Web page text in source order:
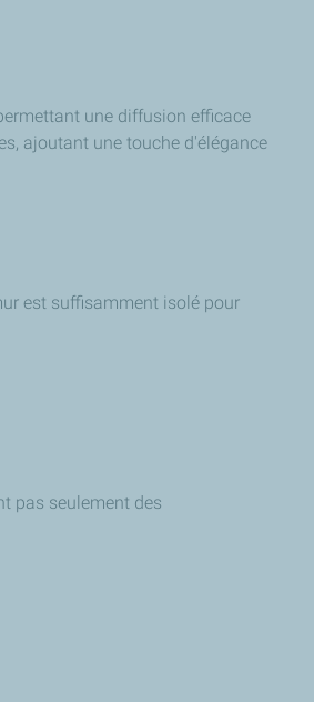
une diffusion efficace
ajoutant une touche d'élégance
est suffisamment isolé pour
pas seulement des